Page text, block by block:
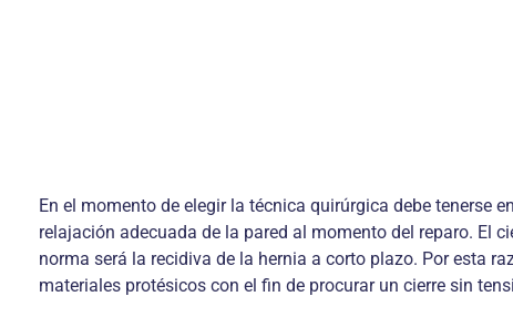
En el momento de elegir la técnica quirúrgica debe tenerse
relajación adecuada de la pared al momento del reparo. El
norma será la recidiva de la hernia a corto plazo. Por esta
materiales protésicos con el fin de procurar un cierre sin